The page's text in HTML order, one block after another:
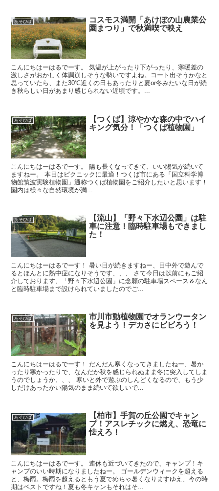
あそびば
コスモス満開「あけぼの山農業公
園まつり」で秋満喫で映え
こんにちはーはるでーす。 気温が上がったり下がったり、寒暖差の
激しさがおかしく体調崩しそうな勢いですよね。コート出そうかなと
思っていたら、また30℃近くの日もあったりと夏or冬みたいな日が続
き秋らしい日があまり感じられない近頃です。...
あそびば
【つくば】涼やかな森の中でハイ
キング気分！「つくば植物園」
こんにちはーはるでーす。 陽も長くなってきて、いい陽気が続いて
ますねー。 本日はピクニックに最適！つくば市にある「国立科学博
物館筑波実験植物園」通称つくば植物園をご紹介したいと思います！
園内は様々な自然環境が満...
あそびば
【流山】「野々下水辺公園」は駐
車に注意！臨時駐車場もできまし
た！
こんにちはーはるでーす！ 暑い日が続きますねー、日中外で遊んで
るとほんとに熱中症になりそうです、、、 さて今日は以前にもご紹
介しております、「野々下水辺公園」に念願の駐車場スペース＆なん
と臨時駐車場まで設けられていましたのでご...
あそびば
市川市動植物園でオランウータン
を見よう！デカさにビビろう！
こんにちはーはるでーす！ だんだん寒くなってきましたねー、暑か
ったり寒かったりで、なんだか秋を感じられぬまま冬に突入してしま
うのでしょうか、、、 寒いと外で遊ぶのしんどくなるので、もう少
しだけあったかい陽気のまま続いて欲しいで...
あそびば
【柏市】手賀の丘公園でキャン
プ！アスレチックに燃え、恐竜に
怯えろ！
こんにちはーはるでーす。 連休も近づいてきたので、キャンプ！キ
ャンプのいい時期になりましたねー。 ゴールデンウィークを超える
と、梅雨。梅雨を超えるともう夏でめちゃ暑くなりますゆえ、今の時
期はベストですね！夏も冬キャンもそれはそ...